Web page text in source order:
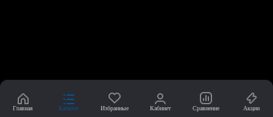
Главная Каталог Избранные Кабинет Сравнение Акции